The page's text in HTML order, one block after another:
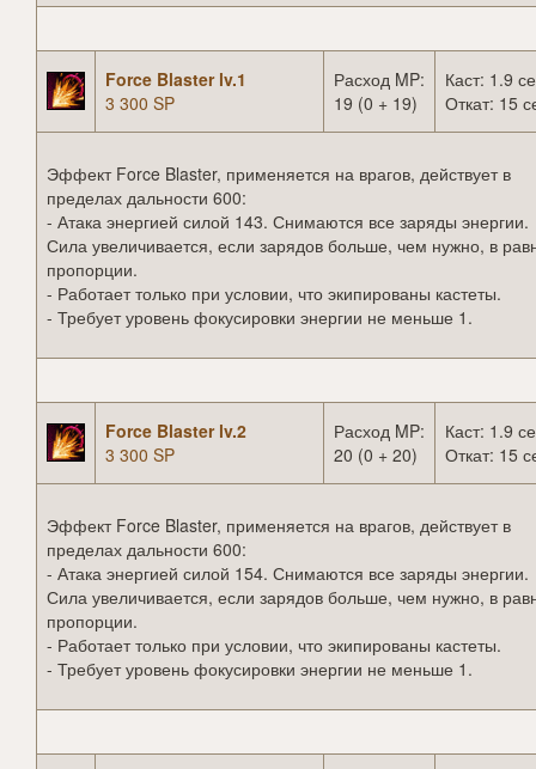
Force Blaster lv.1
3 300 SP
Расход MP:
19 (0 + 19)
Каст: 1.9
Откат: 15
Эффект Force Blaster, применяется на врагов, действует в
пределах дальности 600:
- Атака энергией силой 143. Снимаются все заряды энергии.
Сила увеличивается, если зарядов больше, чем нужно, в
пропорции.
- Работает только при условии, что экипированы кастеты.
- Требует уровень фокусировки энергии не меньше 1.
Force Blaster lv.2
3 300 SP
Расход MP:
20 (0 + 20)
Каст: 1.9
Откат: 15
Эффект Force Blaster, применяется на врагов, действует в
пределах дальности 600:
- Атака энергией силой 154. Снимаются все заряды энергии.
Сила увеличивается, если зарядов больше, чем нужно, в
пропорции.
- Работает только при условии, что экипированы кастеты.
- Требует уровень фокусировки энергии не меньше 1.